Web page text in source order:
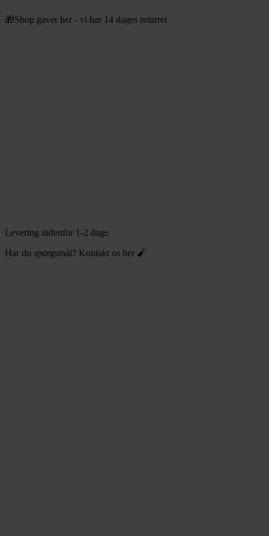
til
🎁Shop gaver her - vi har 14 dages returret
Levering indenfor 1-2 dage
Har du spørgsmål? Kontakt os her 🧨